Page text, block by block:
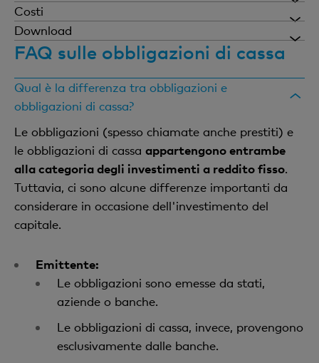
investito viene interamente rimborsato. Le
obbligazioni di cassa non possono essere vendute
anticipatamente o consegnate fisicamente.
Offriamo obbligazioni di cassa con durate dai 2
agli 8 anni.
L'importo minimo per la sottoscrizione di
Costi
Beneficiate di diritti di custodia ridotti dello 0,075%
p.a.
Download
Factsheet sugli obbligazioni di cassa
FAQ sulle obbligazioni di cassa
Qual è la differenza tra obbligazioni e
obbligazioni di cassa?
Le obbligazioni (spesso chiamate anche prestiti) e
le obbligazioni di cassa appartengono entrambe
alla categoria degli investimenti a reddito fisso.
Tuttavia, ci sono alcune differenze importanti da
considerare in occasione dell'investimento del
capitale.
Emittente:
Le obbligazioni sono emesse da stati,
aziende o banche.
Le obbligazioni di cassa, invece, provengono
esclusivamente dalle banche.